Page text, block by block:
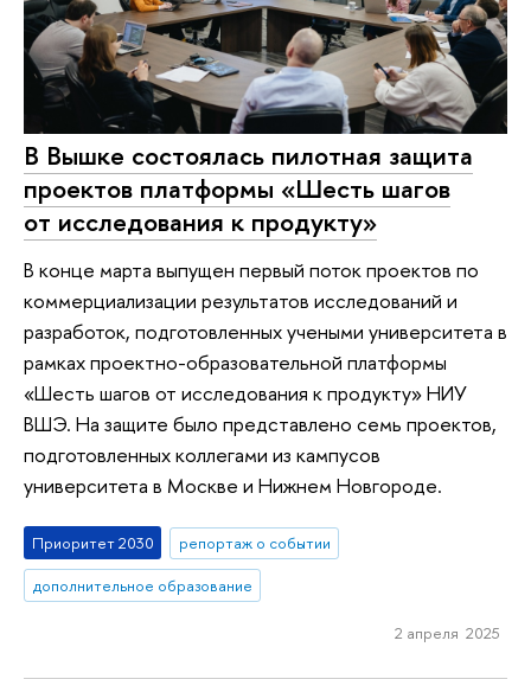
В Вышке состоялась пилотная защита
проектов платформы «Шесть шагов
от исследования к продукту»
В конце марта выпущен первый поток проектов по
коммерциализации результатов исследований и
разработок, подготовленных учеными университета в
рамках проектно-образовательной платформы
«Шесть шагов от исследования к продукту» НИУ
ВШЭ. На защите было представлено семь проектов,
подготовленных коллегами из кампусов
университета в Москве и Нижнем Новгороде.
Приоритет 2030
репортаж о событии
дополнительное образование
2 апреля 2025